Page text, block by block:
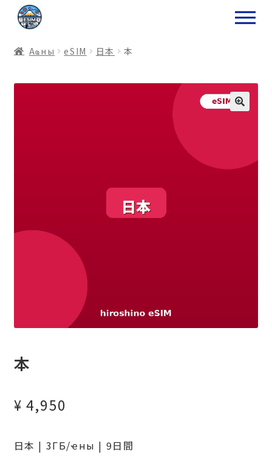
ナ
ビ
ー
ョ
コ
ン
ン
ス
Аҩны еSIM 日本 本
本
¥ 4,950
日本 | 3ГБ/ҽны | 9日間